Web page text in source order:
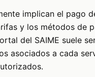
implican el pago
y los métodos de
del SAIME suele
asociados a cada